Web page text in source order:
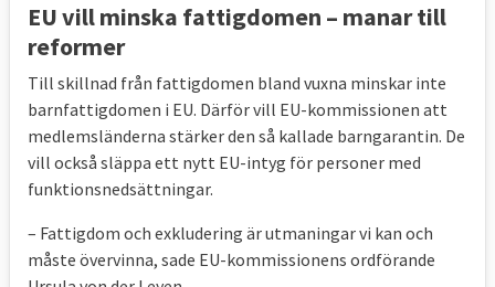
EU vill minska fattigdomen – manar till
reformer
Till skillnad från fattigdomen bland vuxna minskar inte
barnfattigdomen i EU. Därför vill EU-kommissionen att
medlemsländerna stärker den så kallade barngarantin. De
vill också släppa ett nytt EU-intyg för personer med
funktionsnedsättningar.
– Fattigdom och exkludering är utmaningar vi kan och
måste övervinna, sade EU-kommissionens ordförande